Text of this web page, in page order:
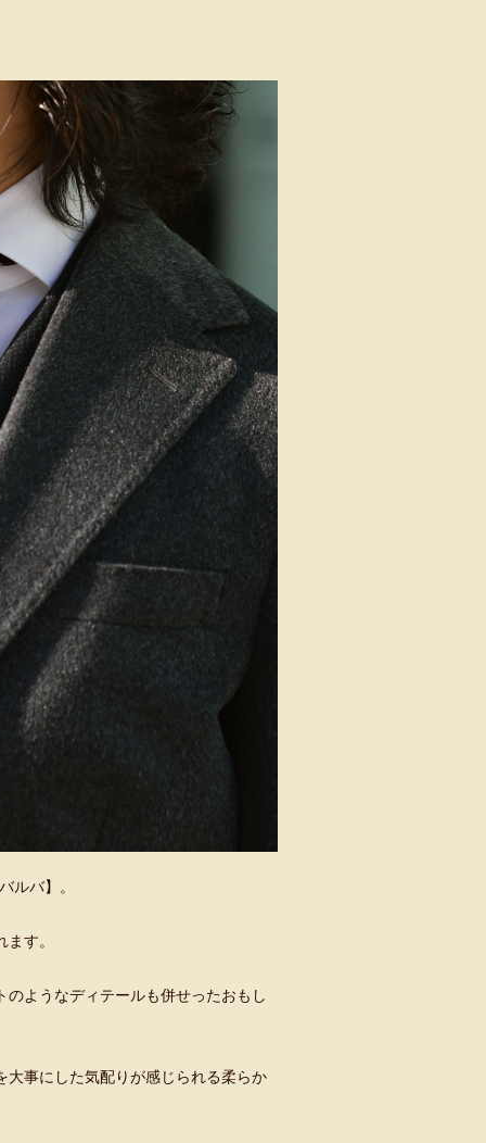
ルバ】。
す。
ようなディテールも併せったおもし
大事にした気配りが感じられる柔らか